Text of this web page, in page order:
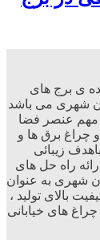
ی برج های
شهری می باشد
مهم عنصر فضا
چراغ برق ها و
زیبائی
راه حل های
شهری به عنوان
بالای تولید ،
های خیابانی